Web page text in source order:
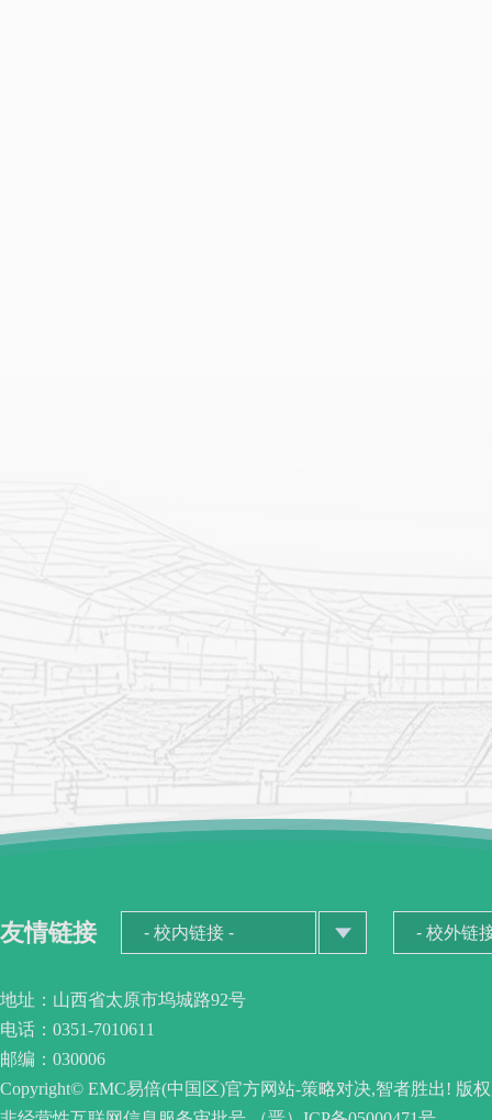
友情链接
地址：山西省太原市坞城路92号
电话：0351-7010611
邮编：030006
Copyright© EMC易倍(中国区)官方网站-策略对决,智者胜出! 版